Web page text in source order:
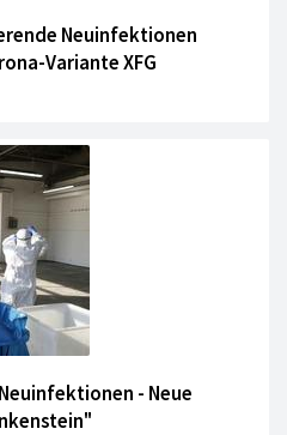
Neuinfektionen
Variante XFG
- Neue